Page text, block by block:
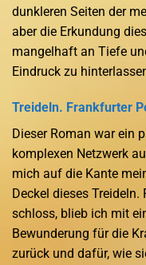
dunkleren Seiten der
aber die Erkundung
mangelhaft an Tiefe
Eindruck zu
Treideln. Frankfurter
Dieser Roman war ein
komplexen Netzwerk
mich auf die Kante
Deckel dieses
schloss, blieb ich mit
Bewunderung für die
zurück und dafür, wie